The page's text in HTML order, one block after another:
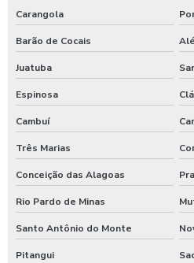
Shampoozeira automotiva manual
Shampoozeira automotiva pneumática
Shampoozeira automotiva profissional
Shampoozeira eletrônica
Shampoozeira industrial
Shampoozeira onde comprar
Shampoozeira pneumática
Carangola
Barão de Cocais
Juatuba
Espinosa
Cambuí
Três Marias
Conceição das Alagoas
Rio Pardo de Minas
Santo Antônio do Monte
Pitangui